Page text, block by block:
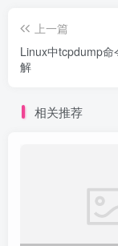
上一篇
Linux中tcpdump命
解
相关推荐